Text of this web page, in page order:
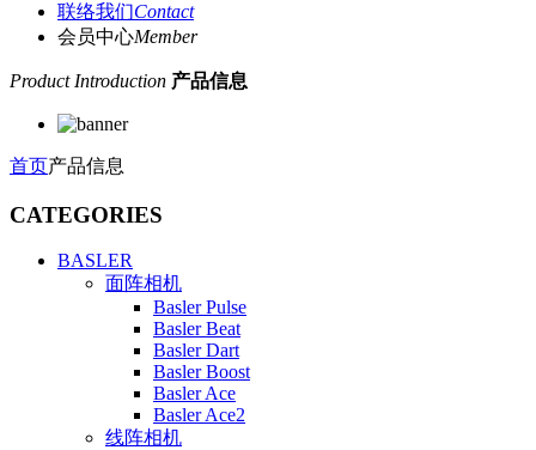
联络我们Contact
会员中心Member
Product Introduction 产品信息
首页产品信息
CATEGORIES
BASLER
面阵相机
Basler Pulse
Basler Beat
Basler Dart
Basler Boost
Basler Ace
Basler Ace2
线阵相机